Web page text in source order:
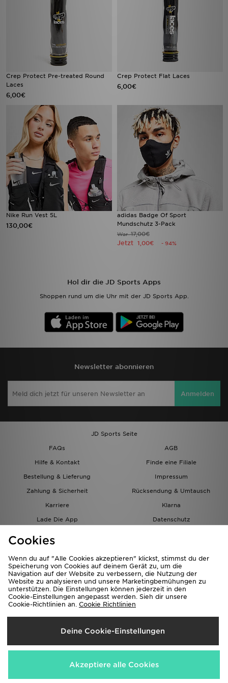
Crep Protect Pre-treated Round
Laces
6,00€
Crep Protect Flat Laces
6,00€
Nike Run Vest 5L
130,00€
adidas Badge Of Sport
Mundschutz 3-Pack
War17,00€
Jetzt 1,00€ - 94%
Hol dir die JD Sports Apps
Shoppen rund um die Uhr mit der JD Sports App.
Newsletter abonnieren
Anmelden
JD Sports Seite
FAQs
AGB
Hilfe & Kontakt
Finde eine Filiale
Bestellung & Lieferung
Impressum
Zahlung & Sicherheit
Rücksendung & Umtausch
Karriere
Klarna
Lade Die App
Datenschutz
Lieferung Nach
Österreich
Wir akzeptieren folgende Zahlungsmethoden
Cookies
Wenn du auf "Alle Cookies akzeptieren" klickst, stimmst du der
Speicherung von Cookies auf deinem Gerät zu, um die
Navigation auf der Website zu verbessern, die Nutzung der
Website zu analysieren und unsere Marketingbemühungen zu
unterstützen. Die Einstellungen können jederzeit in den
Cookie-Einstellungen angepasst werden. Sieh dir unsere
Cookie-Richtlinien an. Cookie Richtlinien
Deine Cookie-Einstellungen
Akzeptiere alle Cookies